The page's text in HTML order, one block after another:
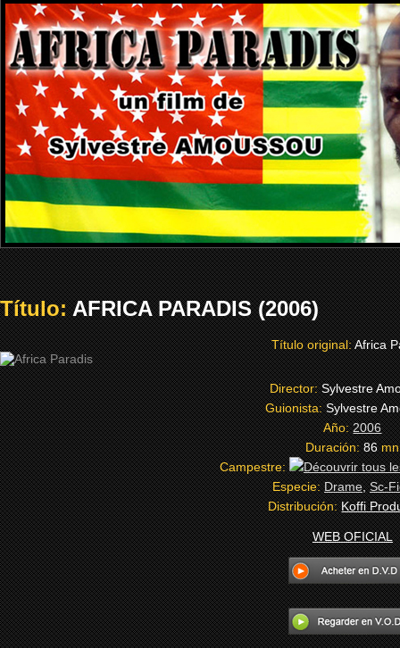
Título:AFRICA PARADIS (2006)
Título original:Africa
Director:Sylvestre
Guionista:Sylvestre
Año:2006
Duración:86mn
Campestre:
Especie:Drame,Sc-
Distribución:Koffi
WEB OFICIAL